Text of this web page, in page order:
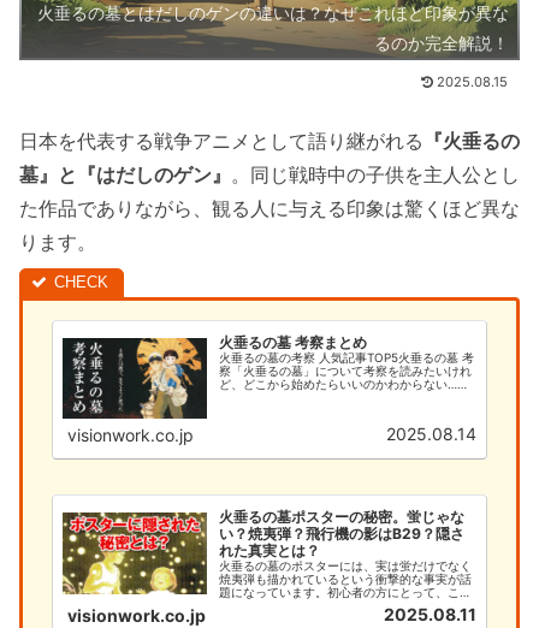
火垂るの墓とはだしのゲンの違いは？なぜこれほど印象が異な
るのか完全解説！
2025.08.15
日本を代表する戦争アニメとして語り継がれる 『火垂るの
墓』と『はだしのゲン』 。同じ戦時中の子供を主人公とし
た作品でありながら、観る人に与える印象は驚くほど異な
ります。
火垂るの墓 考察まとめ
火垂るの墓の考察 人気記事TOP5火垂るの墓 考
察「火垂るの墓」について考察を読みたいけれ
ど、どこから始めたらいいのかわからない…そ
visionwork.co.jp 2025.08.14
火垂るの墓ポスターの秘密。蛍じゃな
い？焼夷弾？飛行機の影はB29？隠さ
れた真実とは？
火垂るの墓のポスターには、実は蛍だけでなく
焼夷弾も描かれているという衝撃的な事実が話
題になっています。初心者の方にとって、この
深い意味を理解することは、作品への理解を大
きく深める重要なポイントです。本記事では、
visionwork.co.jp 2025.08.11